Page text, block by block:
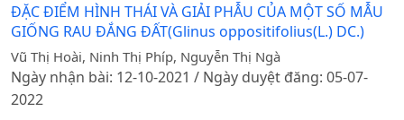
ĐẶC ĐIỂM HÌNH THÁI VÀ GIẢI PHẪU CỦA MỘT SỐ MẪU
GIỐNG RAU ĐẮNG ĐẤT(Glinus oppositifolius(L.) DC.)
Vũ Thị Hoài, Ninh Thị Phíp, Nguyễn Thị Ngà
Ngày nhận bài: 12-10-2021 / Ngày duyệt đăng: 05-07-
2022